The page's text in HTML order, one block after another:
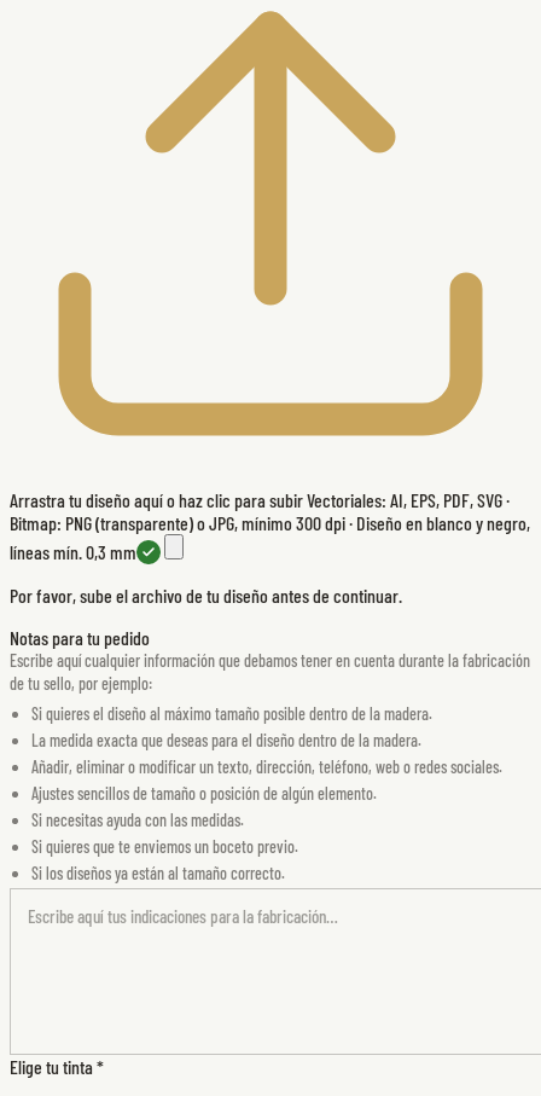
Arrastra tu diseño aquí o haz clic para subirVectoriales: AI, EPS, PDF, SVG ·
Bitmap: PNG (transparente) o JPG, mínimo 300 dpi · Diseño en blanco y negro,
líneas mín. 0,3 mm
Por favor, sube el archivo de tu diseño antes de continuar.
Notas para tu pedido
Escribe aquí cualquier información que debamos tener en cuenta durante la fabricación
de tu sello, por ejemplo:
Si quieres el diseño al máximo tamaño posible dentro de la madera.
La medida exacta que deseas para el diseño dentro de la madera.
Añadir, eliminar o modificar un texto, dirección, teléfono, web o redes sociales.
Ajustes sencillos de tamaño o posición de algún elemento.
Si necesitas ayuda con las medidas.
Si quieres que te enviemos un boceto previo.
Si los diseños ya están al tamaño correcto.
Elige tu tinta*